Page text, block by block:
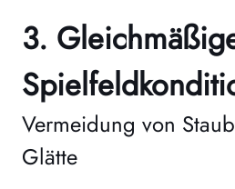
3.
Vermeidung von
Glätte